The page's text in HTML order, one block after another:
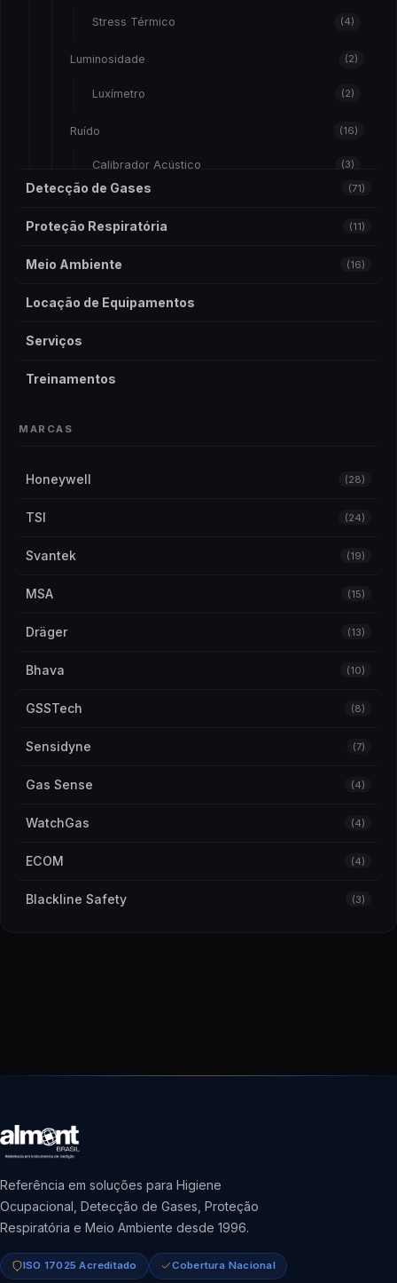
Stress Térmico (4)
Luminosidade (2)
Luxímetro (2)
Ruído (16)
Calibrador Acústico (3)
Dosímetro de Ruído (4)
Sonometro (9)
Vibração (9)
Medidor de Vibração
Risco Químico (10)
Amostradores (1)
Etilômetro
Detecção de Gases (71)
Proteção Respiratória (11)
Meio Ambiente (16)
Locação de Equipamentos
Serviços
Treinamentos
MARCAS
Honeywell (28)
TSI (24)
Svantek (19)
MSA (15)
Dräger (13)
Bhava (10)
GSSTech (8)
Sensidyne (7)
Gas Sense (4)
WatchGas (4)
ECOM (4)
Blackline Safety (3)
Referência em soluções para Higiene
Ocupacional, Detecção de Gases, Proteção
Respiratória e Meio Ambiente desde 1996.
ISO 17025 Acreditado Cobertura Nacional